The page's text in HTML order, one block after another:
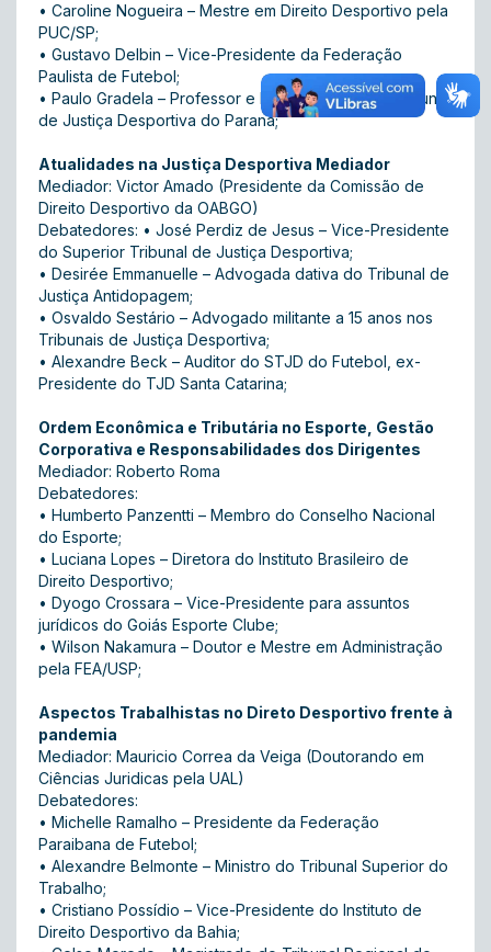
• Caroline Nogueira – Mestre em Direito Desportivo pela
PUC/SP;
• Gustavo Delbin – Vice-Presidente da Federação
Paulista de Futebol;
• Paulo Gradela – Professor e Ex-Presidente do Tribunal
de Justiça Desportiva do Paraná;
Atualidades na Justiça Desportiva Mediador
Mediador: Victor Amado (Presidente da Comissão de
Direito Desportivo da OABGO)
Debatedores: • José Perdiz de Jesus – Vice-Presidente
do Superior Tribunal de Justiça Desportiva;
• Desirée Emmanuelle – Advogada dativa do Tribunal de
Justiça Antidopagem;
• Osvaldo Sestário – Advogado militante a 15 anos nos
Tribunais de Justiça Desportiva;
• Alexandre Beck – Auditor do STJD do Futebol, ex-
Presidente do TJD Santa Catarina;
Ordem Econômica e Tributária no Esporte, Gestão
Corporativa e Responsabilidades dos Dirigentes
Mediador: Roberto Roma
Debatedores:
• Humberto Panzentti – Membro do Conselho Nacional
do Esporte;
• Luciana Lopes – Diretora do Instituto Brasileiro de
Direito Desportivo;
• Dyogo Crossara – Vice-Presidente para assuntos
jurídicos do Goiás Esporte Clube;
• Wilson Nakamura – Doutor e Mestre em Administração
pela FEA/USP;
Aspectos Trabalhistas no Direto Desportivo frente à
pandemia
Mediador: Mauricio Correa da Veiga (Doutorando em
Ciências Juridicas pela UAL)
Debatedores:
• Michelle Ramalho – Presidente da Federação
Paraibana de Futebol;
• Alexandre Belmonte – Ministro do Tribunal Superior do
Trabalho;
• Cristiano Possídio – Vice-Presidente do Instituto de
Direito Desportivo da Bahia;